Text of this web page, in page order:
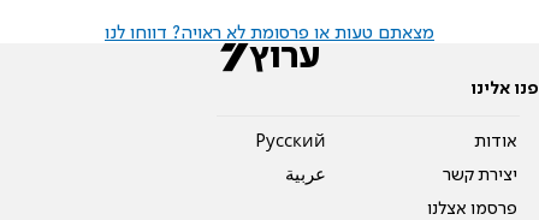
מצאתם טעות או פרסומת לא ראויה? דווחו לנו
פנו אלינו
אודות
יצירת קשר
פרסמו אצלנו
Pусский
عربية